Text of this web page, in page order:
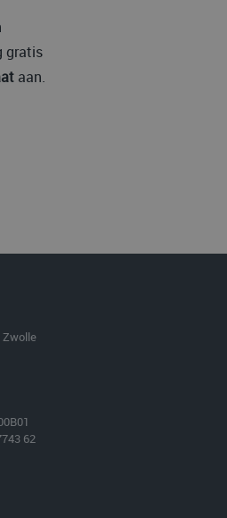
gratis
aan.
Zwolle
62